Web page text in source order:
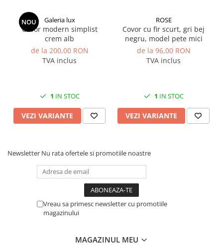
precum roz pudra, roz ciclam, verde
crud/ aprins, turcoaz sau verde
albastrui.
DISPONIBILE SI IN FORMA
IMAGINILE SUNT CU TITLU DE
PREZENTARE SI NUANTELE POT SA
DIFERE IN FUNCTIE DE MONITOR.
TESUTE MECANIC
FABRICATE IN TURCIA
INALTIME FIR 10-15 MM
100% POLIPROPILENA
NOU Galeria lux
Covor modern simplist
crem alb
de la 200,00 RON
TVA inclus
1 IN STOC
VEZI VARIANTE
ROSE
Covor cu fir scurt, gri bej
negru, model pete mici
de la 96,00 RON
TVA inclus
1 IN STOC
VEZI VARIANTE
Newsletter Nu rata ofertele si promotiile noastre
Vreau sa primesc newsletter cu promotiile
magazinului
MAGAZINUL MEU